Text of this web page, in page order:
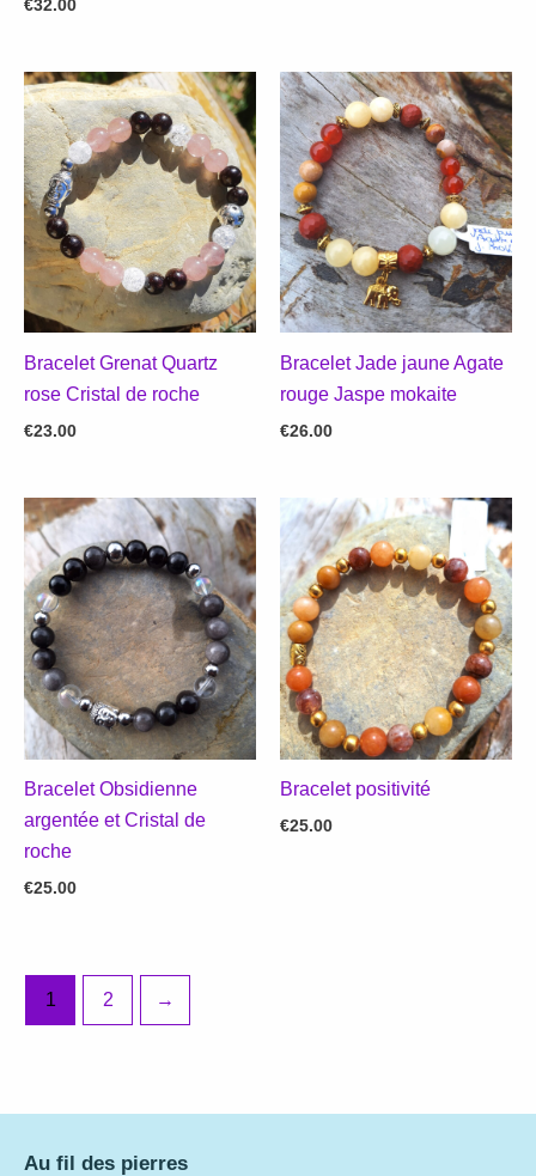
€32.00
Bracelet Grenat Quartz
rose Cristal de roche
€23.00
Bracelet Jade jaune Agate
rouge Jaspe mokaite
€26.00
Bracelet Obsidienne
argentée et Cristal de
roche
€25.00
Bracelet positivité
€25.00
1 2 →
Au fil des pierres